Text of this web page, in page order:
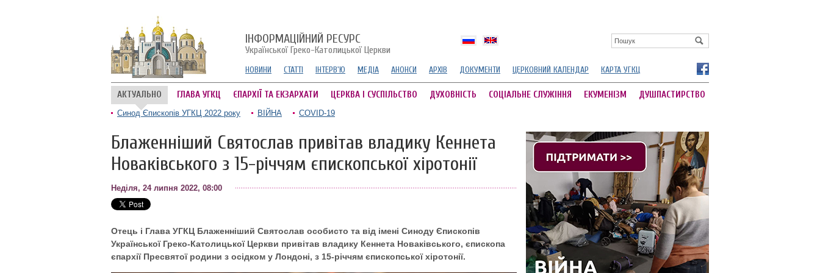
ІНФОРМАЦІЙНИЙ РЕСУРС
Української Греко-Католицької Церкви
НОВИНИ СТАТТІ ІНТЕРВ'Ю МЕДІА АНОНСИ АРХІВ ДОКУМЕНТИ ЦЕРКОВНИЙ КАЛЕНДАР КАРТА УГКЦ
АКТУАЛЬНО ГЛАВА УГКЦ ЄПАРХІЇ ТА ЕКЗАРХАТИ ЦЕРКВА І СУСПІЛЬСТВО ДУХОВНІСТЬ СОЦІАЛЬНЕ СЛУЖІННЯ ЕКУМЕНІЗМ ДУШПАСТИРСТВО
Синод Єпископів УГКЦ 2022 року ВІЙНА COVID-19
Блаженніший Святослав привітав владику Кеннета
Новаківського з 15-річчям єпископської хіротонії
Неділя, 24 липня 2022, 08:00
Отець і Глава УГКЦ Блаженніший Святослав особисто та від імені Синоду Єпископів
Української Греко-Католицької Церкви привітав владику Кеннета Новаківського, єпископа
єпархії Пресвятої родини з осідком у Лондоні, з 15-річчям єпископської хіротонії.